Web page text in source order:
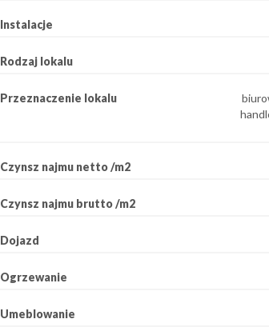
Instalacje
Rodzaj lokalu
Przeznaczenie lokalu
Czynsz najmu netto /m2
Czynsz najmu brutto /m2
Dojazd
Ogrzewanie
Umeblowanie